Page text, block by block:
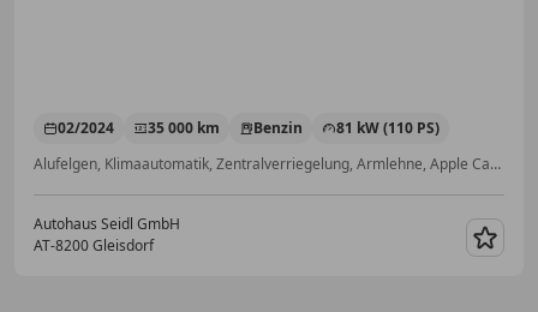
02/2024 35 000 km Benzin
81 kW (110 PS)
Alufelgen, Klimaautomatik, Zentralverriegelung, Armlehne, Apple CarPlay, Android Auto, Elektrische Fensterheber, Müdigkeitswarnsystem
Autohaus Seidl GmbH
AT-8200 Gleisdorf